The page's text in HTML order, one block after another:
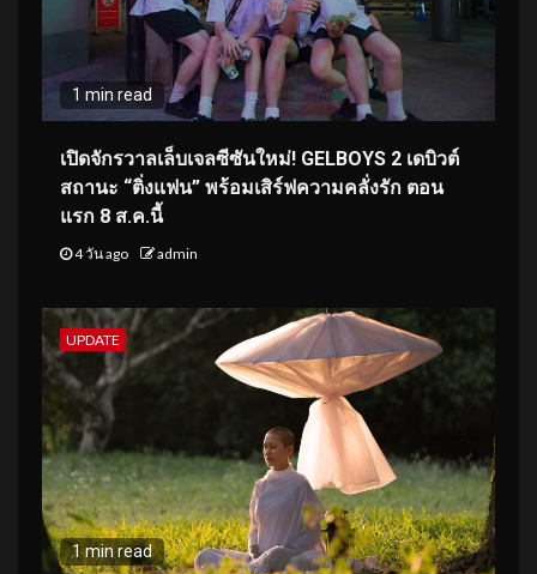
1 min read
เปิดจักรวาลเล็บเจลซีซันใหม่! GELBOYS 2 เดบิวต์
สถานะ “ติ่งแฟน” พร้อมเสิร์ฟความคลั่งรัก ตอน
แรก 8 ส.ค.นี้
4 วัน ago admin
UPDATE
1 min read